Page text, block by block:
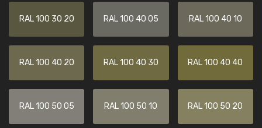
RAL 100 30 20 RAL 100 40 05 RAL 100 40 10
RAL 100 40 20 RAL 100 40 30 RAL 100 40 40
RAL 100 50 05 RAL 100 50 10 RAL 100 50 20